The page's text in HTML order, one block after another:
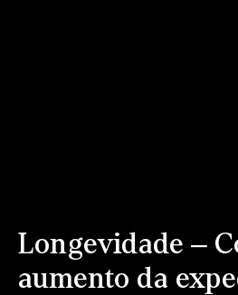
Longevidade –
aumento da